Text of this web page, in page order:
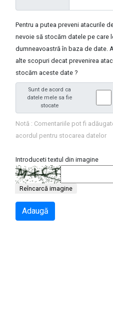
Pentru a putea preveni atacurile
nevoie să stocăm datele pe care
dumneavoastră în baza de date.
alte scopuri decat prevenirea
stocăm aceste date ?
Sunt de acord ca
datele mele sa fie
stocate
Notă : Comentariile pot fi
acordul pentru stocarea datelor
Introduceti textul din imagine
Reîncarcă imagine
Adaugă